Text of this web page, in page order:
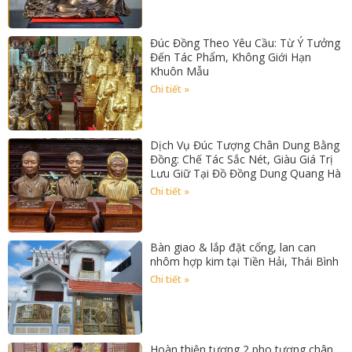
Đúc Đồng Theo Yêu Cầu: Từ Ý Tưởng
Đến Tác Phẩm, Không Giới Hạn
Khuôn Mẫu
Chi tiết »
Dịch Vụ Đúc Tượng Chân Dung Bằng
Đồng: Chế Tác Sắc Nét, Giàu Giá Trị
Lưu Giữ Tại Đồ Đồng Dung Quang Hà
Chi tiết »
Bàn giao & lắp đặt cổng, lan can
nhôm hợp kim tại Tiền Hải, Thái Bình
Chi tiết »